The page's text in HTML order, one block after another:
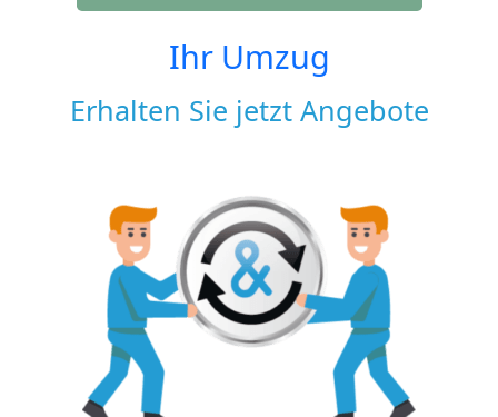
Ihr Umzug
Erhalten Sie jetzt Angebote